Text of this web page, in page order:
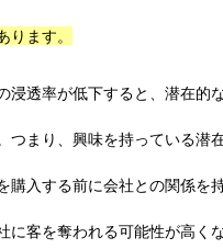
ります。
浸透率が低下すると、潜在的
つまり、興味を持っている潜
購入する前に会社との関係を
に客を奪われる可能性が高く